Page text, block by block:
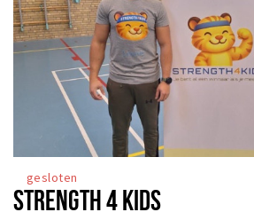
gesloten
STRENGTH 4 KIDS